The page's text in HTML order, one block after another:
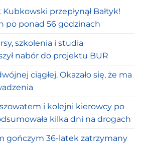
przepłynął Bałtyk!
po ponad 56 godzinach
szkolenia i studia
nabór do projektu BUR
ciągłej. Okazało się, że ma
i kolejni kierowcy po
kilka dni na drogach
gończym 36-latek zatrzymany